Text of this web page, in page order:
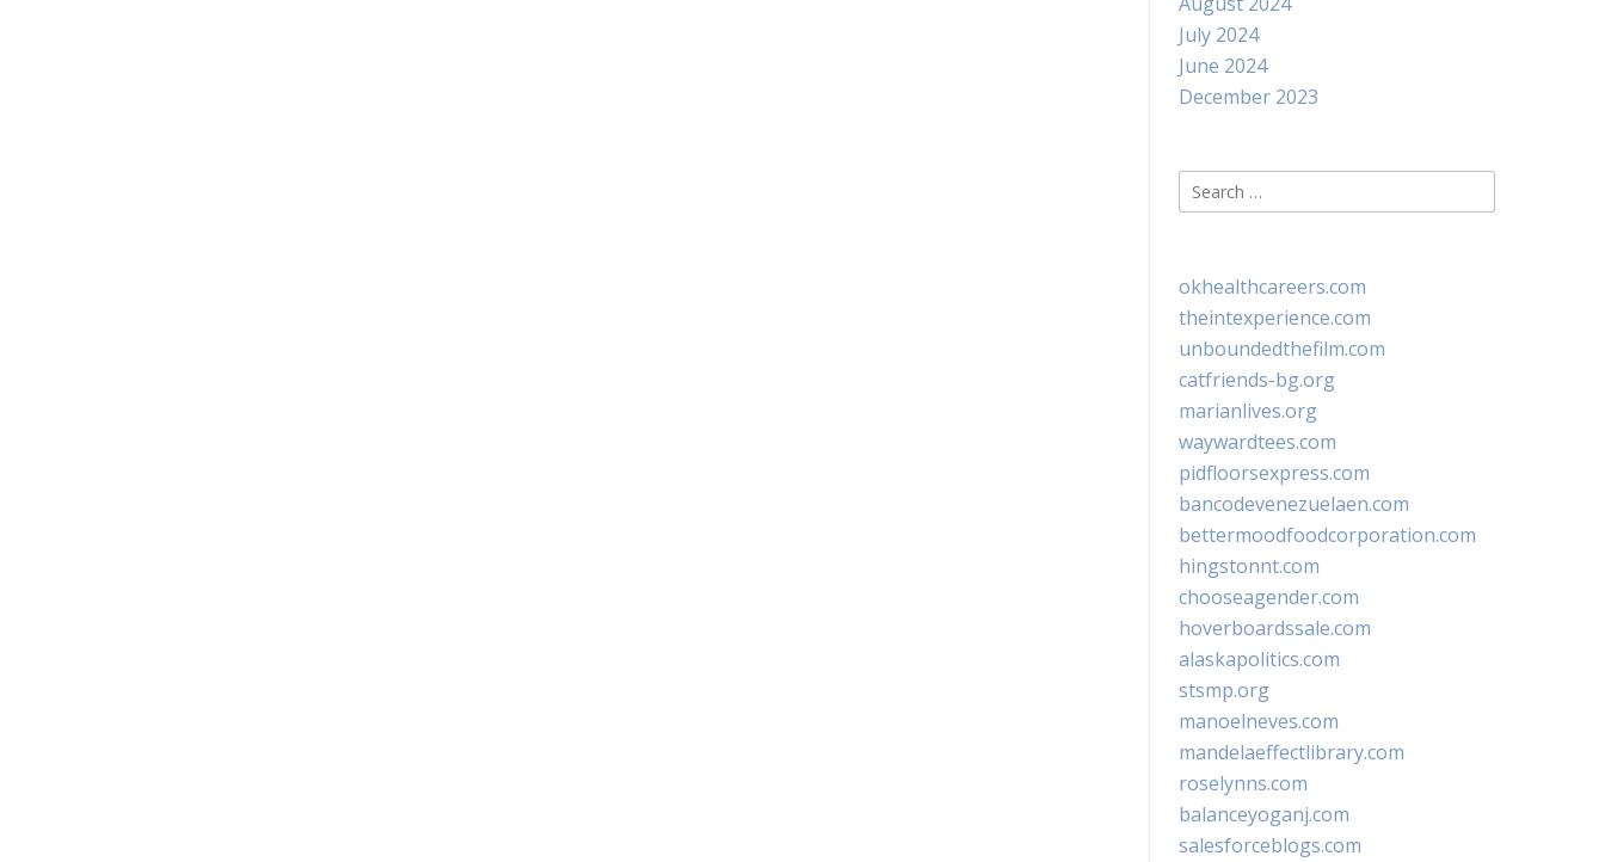
July 2024
June 2024
December 2023
Search
for:
okhealthcareers.com
theintexperience.com
unboundedthefilm.com
catfriends-bg.org
marianlives.org
waywardtees.com
pidfloorsexpress.com
bancodevenezuelaen.com
bettermoodfoodcorporation.com
hingstonnt.com
chooseagender.com
hoverboardssale.com
alaskapolitics.com
stsmp.org
manoelneves.com
mandelaeffectlibrary.com
roselynns.com
balanceyoganj.com
salesforceblogs.com